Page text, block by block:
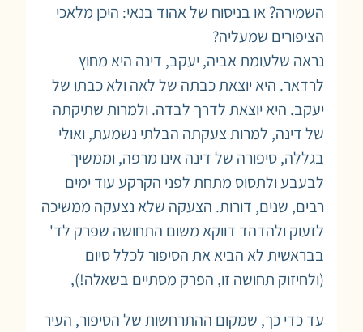
השמירה? או בניסוח של אהוד בנאי: היכן מלאכי
הציפורים שמעליה?
נראה שלעומת אביה, יעקב, דינה היא מחוץ
לרדאר. היא יוצאת כבתה של לאה ולא כבתו של
יעקב. היא יוצאת לדרך לבדה. ולמרות שתיקתה
של דינה, למרות צעקתה הבלתי נשמעת, ואולי
בגללה, סיפורה של דינה אינו מרפה, וממשיך
לבעבע ולתסוס מתחת לפני הקרקע עוד ימים
רבים, שנים, דורות. הצעקה שלא נצעקה ממשיכה
לזעוק ולהדהד דווקא משום התחושה שפרק לד'
בבראשית לא הביא את הסיפור לכלל סיום
(ולחיזוק תחושה זו, הפרק מסתיים בשאלה!),
עד כדי כך, שמקום ההתרחשות של הסיפור, העיר